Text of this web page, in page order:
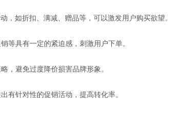
，如折扣、满减、赠品等，可以激发用户购买欲望。
等具有一定的紧迫感，刺激用户下单。
，避免过度降价损害品牌形象。
有针对性的促销活动，提高转化率。